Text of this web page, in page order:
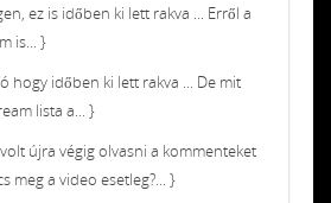
ez is időben ki lett rakva ... Erről a
is... }
hogy időben ki lett rakva ... De mit
lista a... }
volt újra végig olvasni a kommenteket
meg a video esetleg?... }